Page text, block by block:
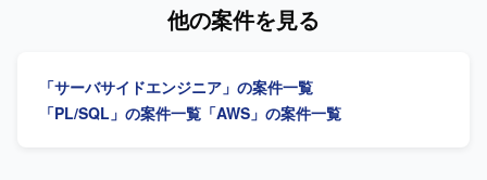
クトの全体像を理解しながらスキルアップできる環境で
を行います。
だきます。ETL／ELTパイプラインの設計・実装・改善を行
共有もご担当いただきます。 【求める人物像】 指示を待つ
だけでなく自ら課題を発見して主体的に行動できる方を求
他の案件を見る
「サーバサイドエンジニア」の案件一覧
「PL/SQL」の案件一覧 「AWS」の案件一覧